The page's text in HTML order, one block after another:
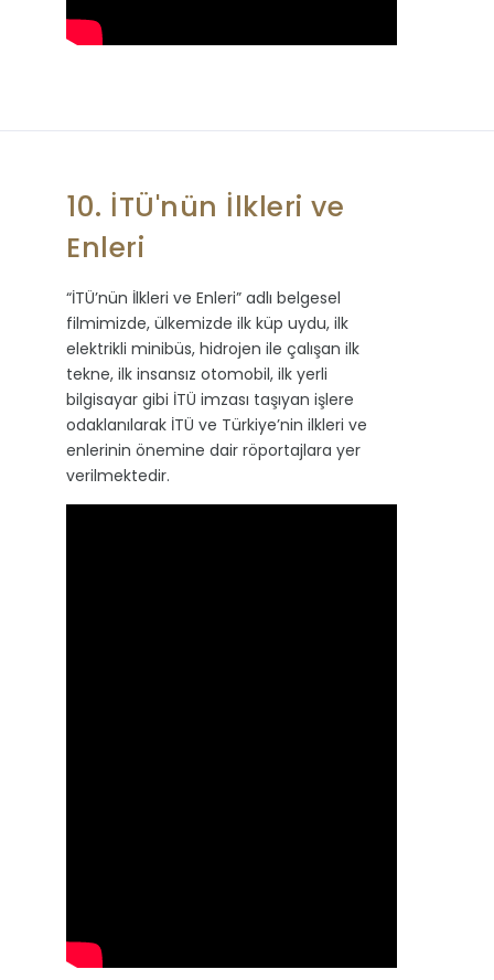
10. İTÜ'nün İlkleri ve
Enleri
“İTÜ’nün İlkleri ve Enleri” adlı belgesel
filmimizde, ülkemizde ilk küp uydu, ilk
elektrikli minibüs, hidrojen ile çalışan ilk
tekne, ilk insansız otomobil, ilk yerli
bilgisayar gibi İTÜ imzası taşıyan işlere
odaklanılarak İTÜ ve Türkiye’nin ilkleri ve
enlerinin önemine dair röportajlara yer
verilmektedir.